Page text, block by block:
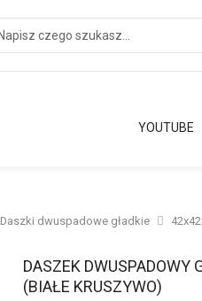
YOUTUBE
Daszki dwuspadowe gładkie
PrzejdźDASZEK
(BIAŁE KRUSZYWO)